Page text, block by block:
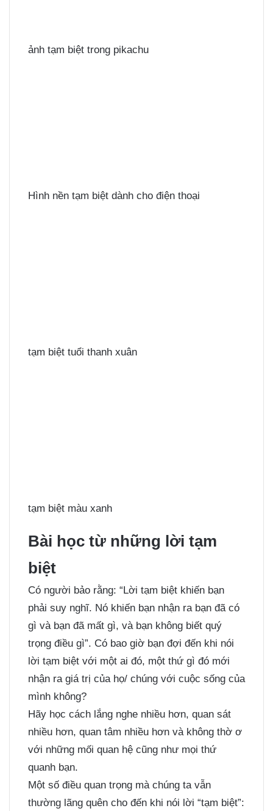
ảnh tạm biệt trong pikachu
Hình nền tạm biệt dành cho điện thoại
tạm biệt tuổi thanh xuân
tạm biệt màu xanh
Bài học từ những lời tạm
biệt
Có người bảo rằng: “Lời tạm biệt khiến bạn
phải suy nghĩ. Nó khiến bạn nhận ra bạn đã có
gì và bạn đã mất gì, và bạn không biết quý
trọng điều gì”. Có bao giờ bạn đợi đến khi nói
lời tạm biệt với một ai đó, một thứ gì đó mới
nhận ra giá trị của họ/ chúng với cuộc sống của
mình không?
Hãy học cách lắng nghe nhiều hơn, quan sát
nhiều hơn, quan tâm nhiều hơn và không thờ ơ
với những mối quan hệ cũng như mọi thứ
quanh bạn.
Một số điều quan trọng mà chúng ta vẫn
thường lãng quên cho đến khi nói lời “tạm biệt”: